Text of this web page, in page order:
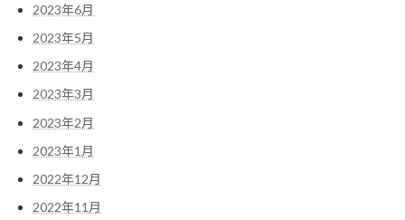
2023年6月
2023年5月
2023年4月
2023年3月
2023年2月
2023年1月
2022年12月
2022年11月